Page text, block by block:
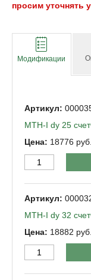
просим уточнять
Модификации
MTH-I dy 25
18776
MTH-I dy 32
18882